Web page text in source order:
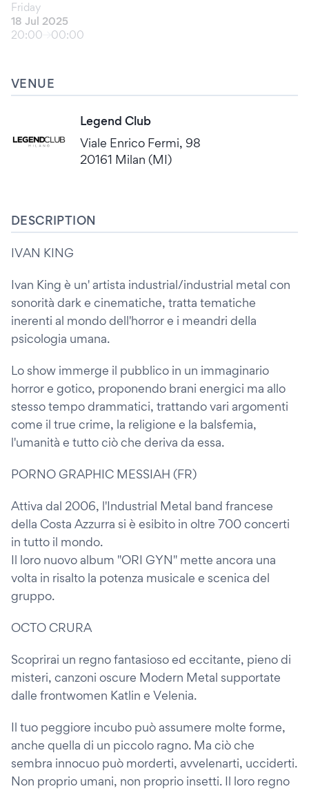
Friday
18 Jul 2025
20:00
00:00
VENUE
Legend Club
Viale Enrico Fermi, 98
20161 Milan (MI)
DESCRIPTION
IVAN KING
Ivan King è un' artista industrial/industrial metal con
sonorità dark e cinematiche, tratta tematiche
inerenti al mondo dell'horror e i meandri della
psicologia umana.
Lo show immerge il pubblico in un immaginario
horror e gotico, proponendo brani energici ma allo
stesso tempo drammatici, trattando vari argomenti
come il true crime, la religione e la balsfemia,
l'umanità e tutto ciò che deriva da essa.
PORNO GRAPHIC MESSIAH (FR)
Attiva dal 2006, l'Industrial Metal band francese
della Costa Azzurra si è esibito in oltre 700 concerti
in tutto il mondo.
Il loro nuovo album "ORI GYN" mette ancora una
volta in risalto la potenza musicale e scenica del
gruppo.
OCTO CRURA
Scoprirai un regno fantasioso ed eccitante, pieno di
misteri, canzoni oscure Modern Metal supportate
dalle frontwomen Katlin e Velenia.
Il tuo peggiore incubo può assumere molte forme,
anche quella di un piccolo ragno. Ma ciò che
sembra innocuo può morderti, avvelenarti, ucciderti.
Non proprio umani, non proprio insetti. Il loro regno